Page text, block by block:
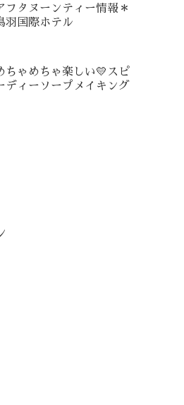
フタヌーンティー情報＊
羽国際ホテル
ちゃめちゃ楽しい💛スピ
ディーソープメイキング